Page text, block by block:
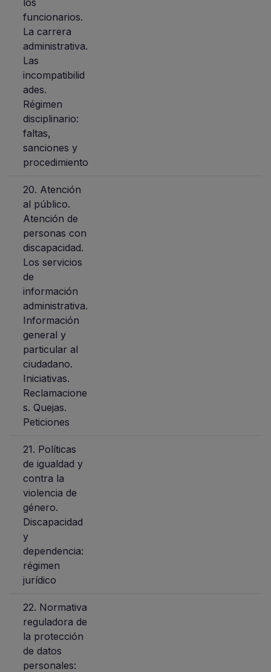
los
funcionarios.
La carrera
administrativa.
Las
incompatibilid
ades.
Régimen
disciplinario:
faltas,
sanciones y
procedimiento
20. Atención
al público.
Atención de
personas con
discapacidad.
Los servicios
de
información
administrativa.
Información
general y
particular al
ciudadano.
Iniciativas.
Reclamacione
s. Quejas.
Peticiones
21. Políticas
de igualdad y
contra la
violencia de
género.
Discapacidad
y
dependencia:
régimen
jurídico
22. Normativa
reguladora de
la protección
de datos
personales: